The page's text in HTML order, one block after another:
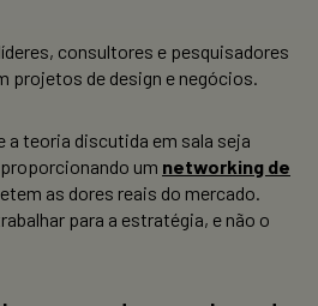
consultores e pesquisadores
projetos de design e negócios.
a teoria discutida em sala seja
um networking de
as dores reais do mercado.
para a estratégia, e não o